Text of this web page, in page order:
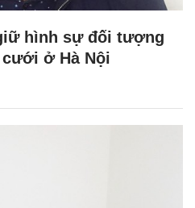
hình sự đối tượng
ở Hà Nội